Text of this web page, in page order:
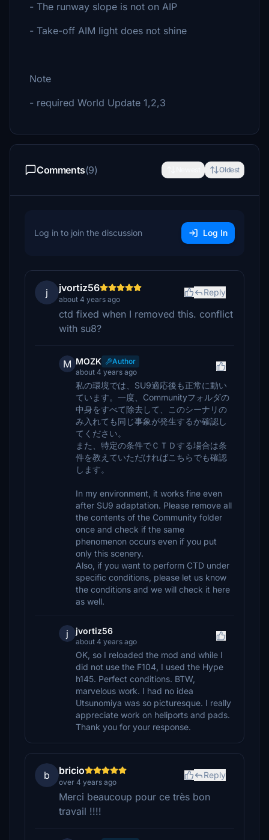
- The runway slope is not on AIP
- Take-off AIM light does not shine
Note
- required World Update 1,2,3
Comments(9) Oldest
Log in to join the discussion Log In
j jvortiz56
about 4 years ago
Reply
ctd fixed when I removed this. conflict
with su8?
M MOZK
Author
about 4 years ago
私の環境では、SU9適応後も正常に動い
ています。一度、Communityフォルダの
中身をすべて除去して、このシーナリの
み入れても同じ事象が発生するか確認し
てください。
また、特定の条件でＣＴＤする場合は条
件を教えていただければこちらでも確認
します。
In my environment, it works fine even
after SU9 adaptation. Please remove all
the contents of the Community folder
once and check if the same
phenomenon occurs even if you put
only this scenery.
Also, if you want to perform CTD under
specific conditions, please let us know
the conditions and we will check it here
as well.
j jvortiz56
about 4 years ago
OK, so I reloaded the mod and while I
did not use the F104, I used the Hype
h145. Perfect conditions. BTW,
marvelous work. I had no idea
Utsunomiya was so picturesque. I really
appreciate work on heliports and pads.
Thank you for your response.
b bricio
over 4 years ago
Reply
Merci beaucoup pour ce très bon
travail !!!!